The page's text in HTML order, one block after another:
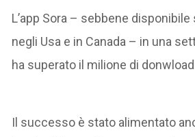
L’app Sora – sebbene
negli Usa e in Canada – in una
ha superato il milione di
Il successo è stato alimentato